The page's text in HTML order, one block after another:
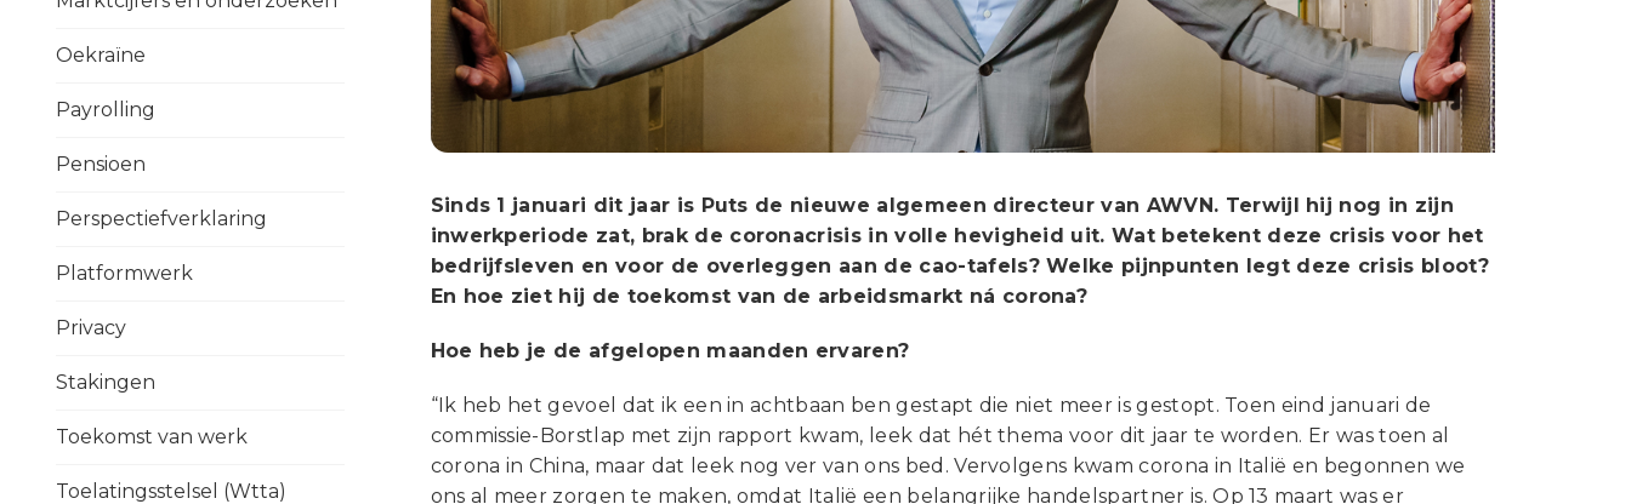
Oekraïne
Payrolling
Pensioen
Perspectiefverklaring
Platformwerk
Privacy
Stakingen
Toekomst van werk
Toelatingsstelsel (Wtta)
Sinds 1 januari dit jaar is Puts de nieuwe algemeen directeur van AWVN. Terwijl hij nog in zijn
inwerkperiode zat, brak de coronacrisis in volle hevigheid uit. Wat betekent deze crisis voor het
bedrijfsleven en voor de overleggen aan de cao-tafels? Welke pijnpunten legt deze crisis bloot?
En hoe ziet hij de toekomst van de arbeidsmarkt ná corona?
Hoe heb je de afgelopen maanden ervaren?
“Ik heb het gevoel dat ik een in achtbaan ben gestapt die niet meer is gestopt. Toen eind januari de
commissie-Borstlap met zijn rapport kwam, leek dat hét thema voor dit jaar te worden. Er was toen al
corona in China, maar dat leek nog ver van ons bed. Vervolgens kwam corona in Italië en begonnen we
ons al meer zorgen te maken, omdat Italië een belangrijke handelspartner is. Op 13 maart was er